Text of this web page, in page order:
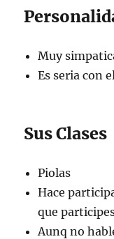
Muy
Es seria con
Sus Clases
Piolas
Hace
que
Aunq no